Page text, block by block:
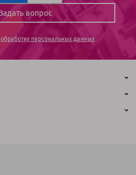
обработку персональных данных